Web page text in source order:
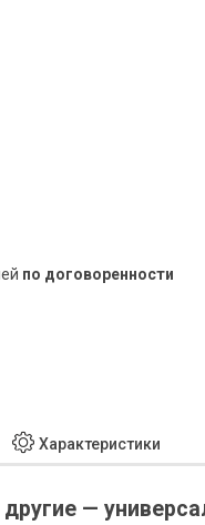
по договоренности
Характеристики
другие —